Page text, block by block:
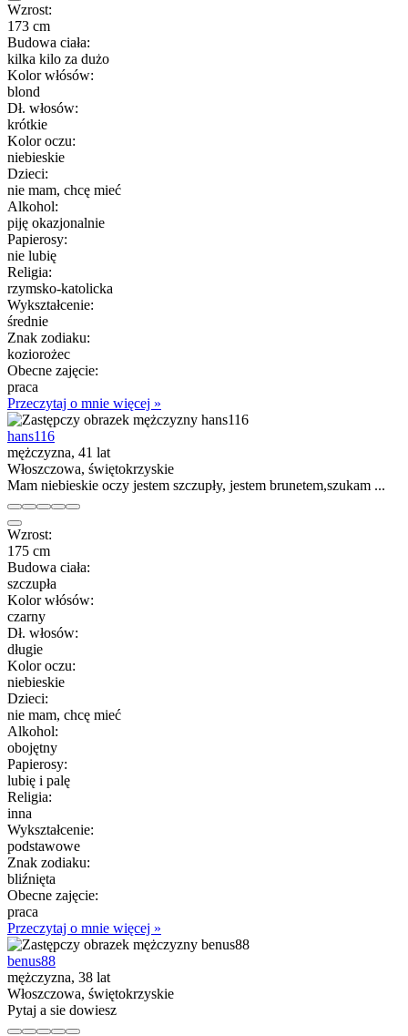
Wzrost:
173 cm
Budowa ciała:
kilka kilo za dużo
Kolor włósów:
blond
Dł. włosów:
krótkie
Kolor oczu:
niebieskie
Dzieci:
nie mam, chcę mieć
Alkohol:
piję okazjonalnie
Papierosy:
nie lubię
Religia:
rzymsko-katolicka
Wykształcenie:
średnie
Znak zodiaku:
koziorożec
Obecne zajęcie:
praca
Przeczytaj o mnie więcej »
hans116
mężczyzna, 41 lat
Włoszczowa, świętokrzyskie
Mam niebieskie oczy jestem szczupły, jestem brunetem,szukam ...
Wzrost:
175 cm
Budowa ciała:
szczupła
Kolor włósów:
czarny
Dł. włosów:
długie
Kolor oczu:
niebieskie
Dzieci:
nie mam, chcę mieć
Alkohol:
obojętny
Papierosy:
lubię i palę
Religia:
inna
Wykształcenie:
podstawowe
Znak zodiaku:
bliźnięta
Obecne zajęcie:
praca
Przeczytaj o mnie więcej »
benus88
mężczyzna, 38 lat
Włoszczowa, świętokrzyskie
Pytaj a sie dowiesz